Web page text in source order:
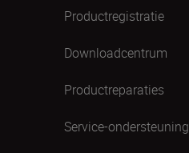
Productregistratie
Downloadcentrum
Productreparaties
Service-ondersteuning